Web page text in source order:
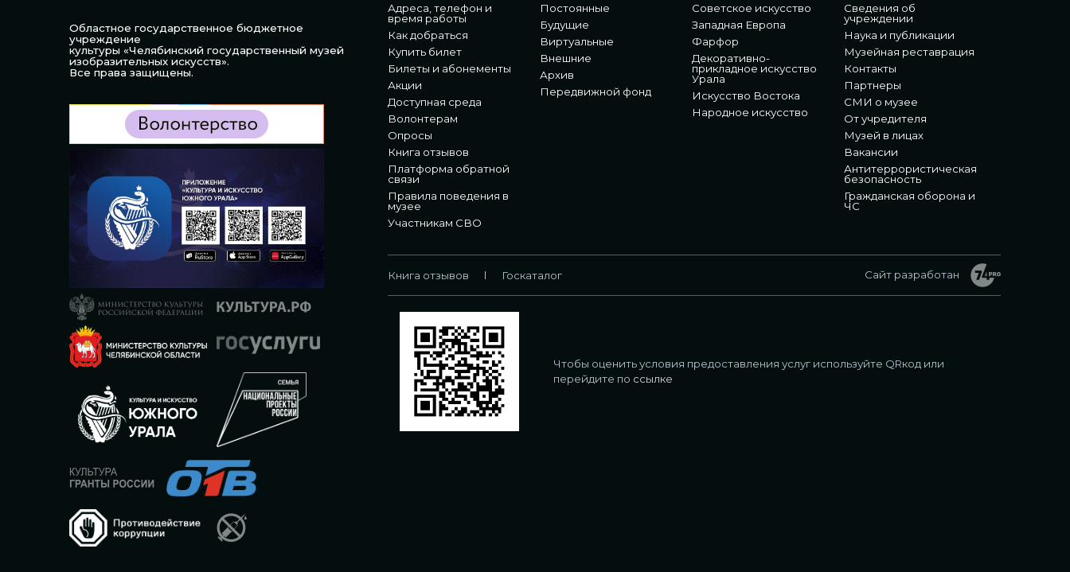
Областное государственное бюджетное
учреждение
культуры «Челябинский государственный музей
изобразительных искусств».
Все права защищены.
Адреса, телефон и
время работы
Как добраться
Купить билет
Билеты и абонементы
Акции
Доступная среда
Волонтерам
Опросы
Книга отзывов
Платформа обратной
связи
Правила поведения в
музее
Участникам СВО
Постоянные
Будущие
Виртуальные
Внешние
Архив
Передвижной фонд
Советское искусство
Западная Европа
Фарфор
Декоративно-
прикладное искусство
Урала
Искусство Востока
Народное искусство
Сведения об
учреждении
Наука и публикации
Музейная реставрация
Контакты
Партнеры
СМИ о музее
От учредителя
Музей в лицах
Вакансии
Антитеррористическая
безопасность
Гражданская оборона и
ЧС
Сайт разработан
Книга отзывов Госкаталог
Чтобы оценить условия предоставления услуг используйте QRкод или
перейдите по ссылке